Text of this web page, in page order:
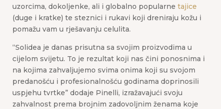
uzorcima, dokoljenke, ali i globalno popularne tajice
(duge i kratke) te steznici i rukavi koji dreniraju kožu i
pomažu vam u rješavanju celulita.
“Solidea je danas prisutna sa svojim proizvodima u
cijelom svijetu. To je rezultat koji nas čini ponosnima i
na kojima zahvaljujemo svima onima koji su svojom
predanošću i profesionalnošću godinama doprinosili
uspjehu tvrtke” dodaje Pinelli, izražavajući svoju
zahvalnost prema brojnim zadovoljnim ženama koje